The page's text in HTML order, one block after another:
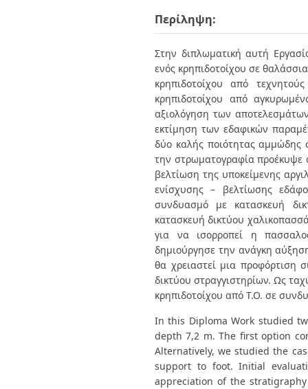
Περίληψη:
Στην διπλωματική αυτή
ενός κρηπιδοτοίχου σε
κρηπιδοτοίχου από
κρηπιδοτοίχου από
αξιολόγηση των
εκτίμηση των εδαφικών
δύο καλής ποιότητας αμμώδης
την στρωματογραφία προέκυψε
βελτίωση της υποκείμενης
ενίσχυσης – βελτίωσης
συνδυασμό με κατασκευή
κατασκευή δικτύου
για να ισορροπεί η
δημιούργησε την ανάγκη
θα χρειαστεί μια
δικτύου στραγγιστηρίων. Ως
κρηπιδοτοίχου από Τ.Ο. σε
In this Diploma Work studied
depth 7,2 m. The first option
Alternatively, we studied the
support to foot. Initial
appreciation of the